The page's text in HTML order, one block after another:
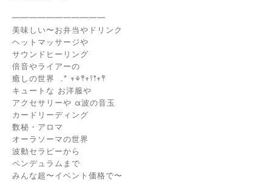
━━━━━━━━━━━
美味しい〜お弁当やドリンク
ヘットマッサージや
サウンドヒーリング
倍音やライアーの
癒しの世界
.* 𖥧⚘𖤣𖥧𖥣𖡡𖥧𖤣
キュートな お洋服や
アクセサリーや α波の音玉
カードリーディング
数秘・アロマ
オーラソーマの世界
波動セラピーから
ペンデュラムまで
みんな超〜イベント価格で〜